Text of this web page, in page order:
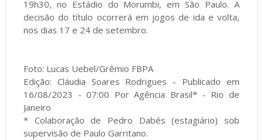
19h30, no Estádio do Morumbi, em São Paulo. A
decisão do título ocorrerá em jogos de ida e volta,
nos dias 17 e 24 de setembro.
Foto: Lucas Uebel/Grêmio FBPA
Edição: Cláudia Soares Rodrigues - Publicado em
16/08/2023 - 07:00 Por Agência Brasil* - Rio de
Janeiro
* Colaboração de Pedro Dabés (estagiário) sob
supervisão de Paulo Garritano.